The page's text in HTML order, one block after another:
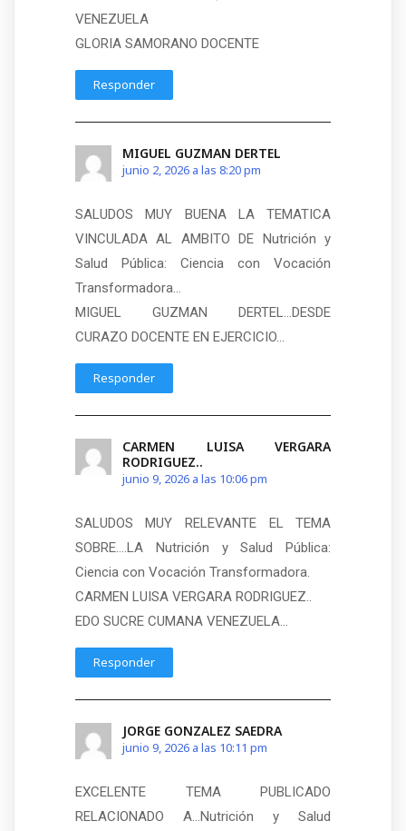
VENEZUELA
GLORIA SAMORANO DOCENTE
Responder
MIGUEL GUZMAN DERTEL
junio 2, 2026 a las 8:20 pm
SALUDOS MUY BUENA LA TEMATICA
VINCULADA AL AMBITO DE Nutrición y
Salud Pública: Ciencia con Vocación
Transformadora…
MIGUEL GUZMAN DERTEL…DESDE
CURAZO DOCENTE EN EJERCICIO…
Responder
CARMEN LUISA VERGARA
RODRIGUEZ..
junio 9, 2026 a las 10:06 pm
SALUDOS MUY RELEVANTE EL TEMA
SOBRE….LA Nutrición y Salud Pública:
Ciencia con Vocación Transformadora.
CARMEN LUISA VERGARA RODRIGUEZ..
EDO SUCRE CUMANA VENEZUELA…
Responder
JORGE GONZALEZ SAEDRA
junio 9, 2026 a las 10:11 pm
EXCELENTE TEMA PUBLICADO
RELACIONADO A…Nutrición y Salud